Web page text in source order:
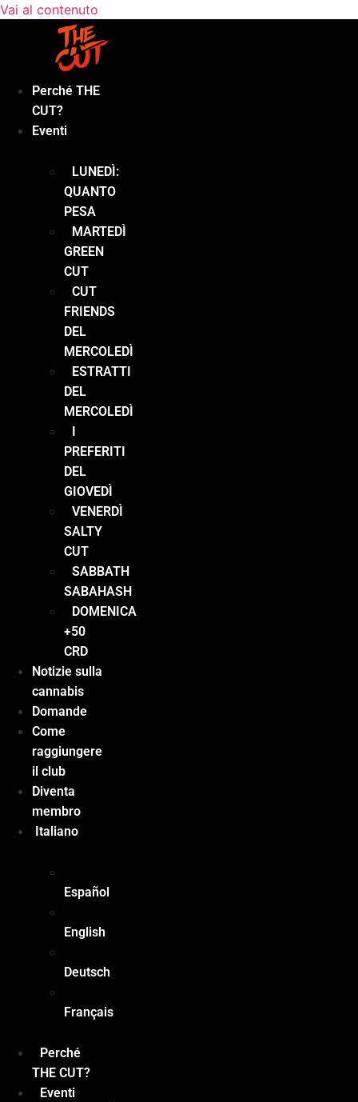
Vai al contenuto
Perché THE
CUT?
Eventi
LUNEDÌ:
QUANTO
PESA
MARTEDÌ
GREEN
CUT
CUT
FRIENDS
DEL
MERCOLEDÌ
ESTRATTI
DEL
MERCOLEDÌ
I
PREFERITI
DEL
GIOVEDÌ
VENERDÌ
SALTY
CUT
SABBATH
SABAHASH
DOMENICA
+50
CRD
Notizie sulla
cannabis
Domande
Come
raggiungere
il club
Diventa
membro
Italiano
Español
English
Deutsch
Français
Perché
THE CUT?
Eventi